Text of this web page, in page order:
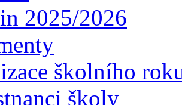
2025/2026
školního
školy